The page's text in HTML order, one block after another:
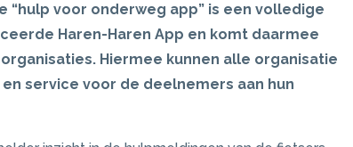
“hulp voor onderweg app” is een volledige
Haren-Haren App en komt daarmee
Hiermee kunnen alle organisatie
service voor de deelnemers aan hun